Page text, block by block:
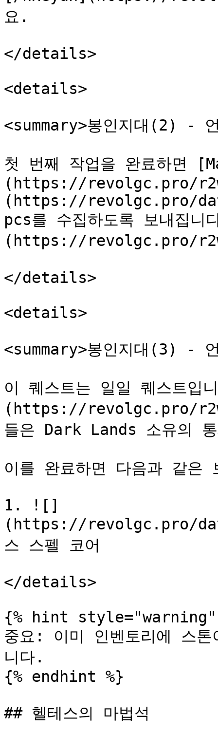
요.
</details>
<details>
<summary>봉인지대(2) -
첫 번째 작업을 완료하면
(https://revolgc.pro/
(https://revolgc.pro/
pcs를 수집하도록 보내집
(https://revolgc.pro/
</details>
<details>
<summary>봉인지대(3) -
이 퀘스트는 일일 퀘스트
(https://revolgc.pro/
들은 Dark Lands 소유의
이를 완료하면 다음과 같은
1. ![]
(https://revolgc.pro/
스 스펠 코어
</details>
{% hint style="warning"
중요: 이미 인벤토리에 스
니다.
{% endhint %}
## 헬테스의 마법석